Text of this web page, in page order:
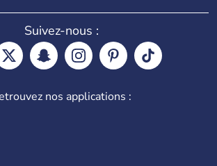
Suivez-nous :
nos applications :